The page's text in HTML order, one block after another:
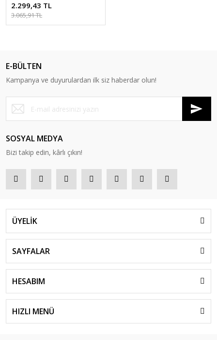
2.299,43 TL
3.065,91 TL
E-BÜLTEN
Kampanya ve duyurulardan ilk siz haberdar olun!
SOSYAL MEDYA
Bizi takip edin, kârlı çıkın!
ÜYELİK
SAYFALAR
HESABIM
HIZLI MENÜ